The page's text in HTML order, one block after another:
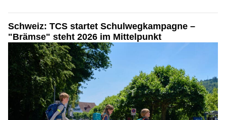
Schweiz: TCS startet Schulwegkampagne –
"Brämse" steht 2026 im Mittelpunkt